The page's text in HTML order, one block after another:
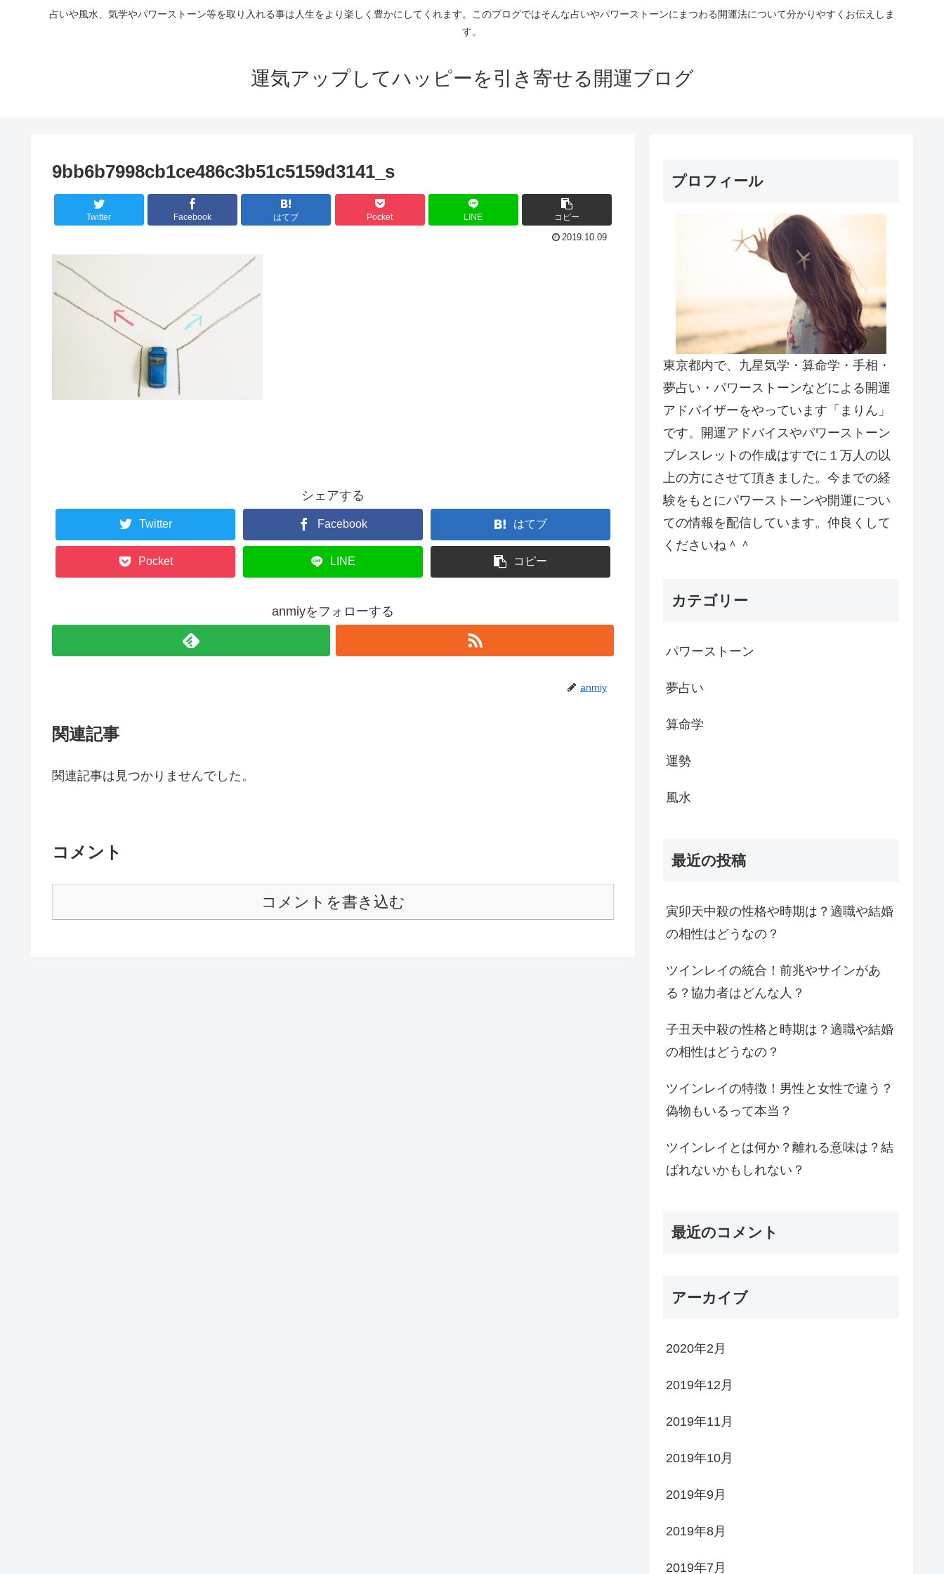
占いや風水、気学やパワーストーン等を取り入れる事は人生をより楽しく豊かにしてくれます。このブログではそんな占いやパワーストーンにまつわる開運法について分かりやすくお伝えしま
す。
運気アップしてハッピーを引き寄せる開運ブログ
9bb6b7998cb1ce486c3b51c5159d3141_s
Twitter Facebook はてブ Pocket LINE コピー
2019.10.09
シェアする
Twitter Facebook はてブ
Pocket LINE コピー
anmiyをフォローする
anmiy
関連記事
関連記事は見つかりませんでした。
コメント
コメントを書き込む
プロフィール
東京都内で、九星気学・算命学・手相・
夢占い・パワーストーンなどによる開運
アドバイザーをやっています「まりん」
です。開運アドバイスやパワーストーン
ブレスレットの作成はすでに１万人の以
上の方にさせて頂きました。今までの経
験をもとにパワーストーンや開運につい
ての情報を配信しています。仲良くして
くださいね＾＾
カテゴリー
パワーストーン
夢占い
算命学
運勢
風水
最近の投稿
寅卯天中殺の性格や時期は？適職や結婚
の相性はどうなの？
ツインレイの統合！前兆やサインがあ
る？協力者はどんな人？
子丑天中殺の性格と時期は？適職や結婚
の相性はどうなの？
ツインレイの特徴！男性と女性で違う？
偽物もいるって本当？
ツインレイとは何か？離れる意味は？結
ばれないかもしれない？
最近のコメント
アーカイブ
2020年2月
2019年12月
2019年11月
2019年10月
2019年9月
2019年8月
2019年7月